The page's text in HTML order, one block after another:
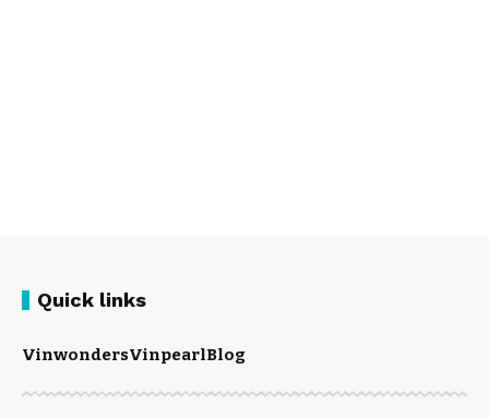
Quick links
VinwondersVinpearlBlog